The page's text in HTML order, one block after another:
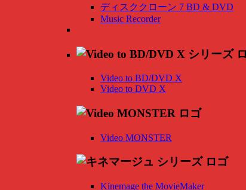
ディスククローン 7 BD & DVD
Music Recorder
Video to BD/DVD X
Video to DVD X
Video MONSTER
Kinemage the MovieMaker